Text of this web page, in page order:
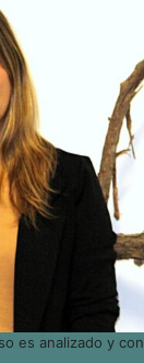
es analizado y